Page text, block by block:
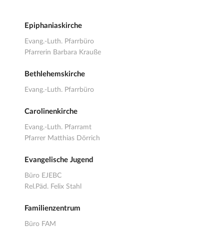
Epiphaniaskirche
Evang.-Luth. Pfarrbüro
Pfarrerin Barbara Krauße
Bethlehemskirche
Evang.-Luth. Pfarrbüro
Carolinenkirche
Evang.-Luth. Pfarramt
Pfarrer Matthias Dörrich
Evangelische Jugend
Büro EJEBC
Rel.Päd. Felix Stahl
Familienzentrum
Büro FAM